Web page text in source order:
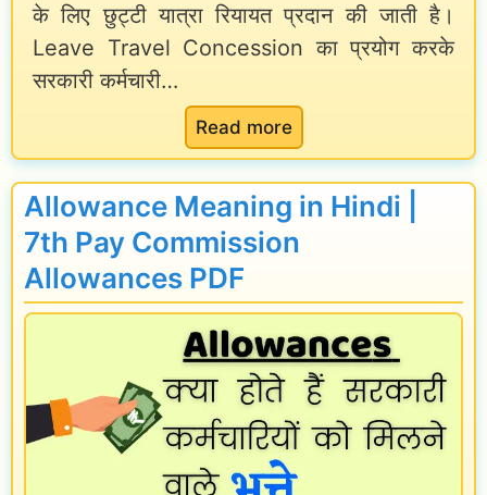
n
g
l
l
o
n
c
e
u
l
के लिए छुट्टी यात्रा रियायत प्रदान की जाती है।
Leave Travel Concession का प्रयोग करके
सरकारी कर्मचारी…
Read more:
7
P
C
L
a
v
Allowance Meaning in Hindi |
7th Pay Commission
Allowances PDF